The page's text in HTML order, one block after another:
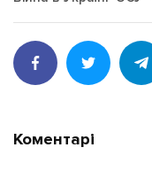
Коментарі